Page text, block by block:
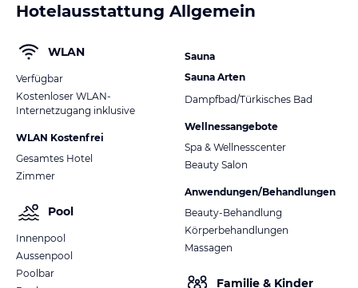
Hotelausstattung Allgemein
WLAN
Verfügbar
Kostenloser WLAN-
Internetzugang inklusive
WLAN Kostenfrei
Gesamtes Hotel
Zimmer
Pool
Innenpool
Aussenpool
Poolbar
Sauna
Sauna Arten
Dampfbad/Türkisches Bad
Wellnessangebote
Spa & Wellnesscenter
Beauty Salon
Anwendungen/Behandlungen
Beauty-Behandlung
Körperbehandlungen
Massagen
Familie & Kinder